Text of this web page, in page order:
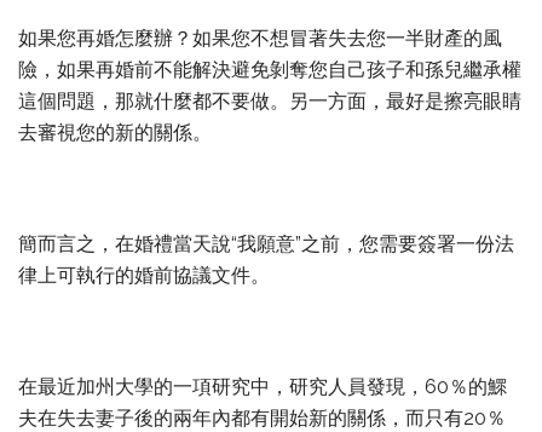
如果您再婚怎麼辦？如果您不想冒著失去您一半財產的風
險，如果再婚前不能解決避免剝奪您自己­孩子和孫兒繼承權
這個問題，那就什麼都不要做。另一方面，最好是擦亮眼睛
去審視您的新的關係。
簡而言之，在婚禮當天說“我願意”之前，您需要簽署一份法
律上可執行的婚前協議文件。
在最近加州大學的一項研究中，研究人員發現，60％的鰥
夫在失去妻子後的兩年內都有開始新的關係，而只有20％